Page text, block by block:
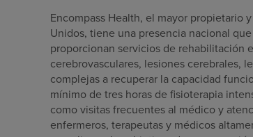
Encompass Health, el mayor propietario
Unidos, tiene una presencia nacional
proporcionan servicios de rehabilitación
cerebrovasculares, lesiones cerebrales,
complejas a recuperar la capacidad
mínimo de tres horas de fisioterapia
como visitas frecuentes al médico y
enfermeros, terapeutas y médicos